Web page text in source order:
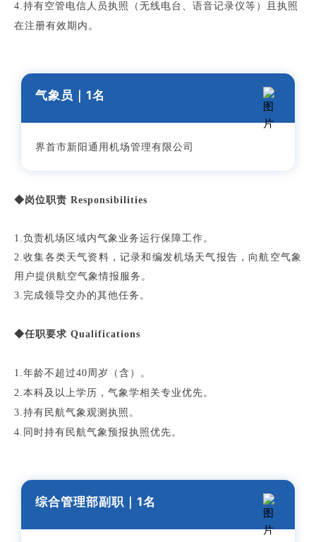
4.持有空管电信人员执照（无线电台、语音记录仪等）且执照
在注册有效期内。
气象员 ｜1名
界首市新阳通用机场管理有限公司
◆岗位职责 Responsibilities
1.负责机场区域内气象业务运行保障工作。
2.收集各类天气资料，记录和编发机场天气报告，向航空气象
用户提供航空气象情报服务。
3.完成领导交办的其他任务。
◆任职要求 Qualifications
1.年龄不超过40周岁（含）。
2.本科及以上学历，气象学相关专业优先。
3.持有民航气象观测执照。
4.同时持有民航气象预报执照优先。
综合管理部副职 ｜1名